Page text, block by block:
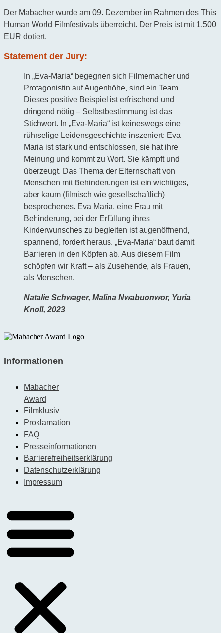
Der Mabacher wurde am 09. Dezember im Rahmen des This
Human World Filmfestivals überreicht. Der Preis ist mit 1.500
EUR dotiert.
Statement der Jury:
In „Eva-Maria“ begegnen sich Filmemacher und
Protagonistin auf Augenhöhe, sind ein Team.
Dieses positive Beispiel ist erfrischend und
dringend nötig – Selbstbestimmung ist das
Stichwort. In „Eva-Maria“ ist keineswegs eine
rührselige Leidensgeschichte inszeniert: Eva
Maria ist stark und entschlossen, sie hat ihre
Meinung und kommt zu Wort. Sie kämpft und
überzeugt. Das Thema der Elternschaft von
Menschen mit Behinderungen ist ein wichtiges,
aber kaum (filmisch wie gesellschaftlich)
besprochenes. Eva Maria, eine Frau mit
Behinderung, bei der Erfüllung ihres
Kinderwunsches zu begleiten ist augenöffnend,
spannend, fordert heraus. „Eva-Maria“ baut damit
Barrieren in den Köpfen ab. Aus diesem Film
schöpfen wir Kraft – als Zusehende, als Frauen,
als Menschen.
Natalie Schwager, Malina Nwabuonwor, Yuria
Knoll, 2023
Informationen
Mabacher
Award
Filmklusiv
Proklamation
FAQ
Presseinformationen
Barrierefreiheitserklärung
Datenschutzerklärung
Impressum